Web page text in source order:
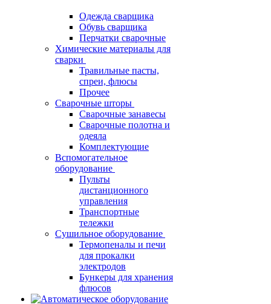
Одежда сварщика
Обувь сварщика
Перчатки сварочные
Химические материалы для
сварки
Травильные пасты,
спреи, флюсы
Прочее
Сварочные шторы
Сварочные занавесы
Сварочные полотна и
одеяла
Комплектующие
Вспомогательное
оборудование
Пульты
дистанционного
управления
Транспортные
тележки
Сушильное оборудование
Термопеналы и печи
для прокалки
электродов
Бункеры для хранения
флюсов